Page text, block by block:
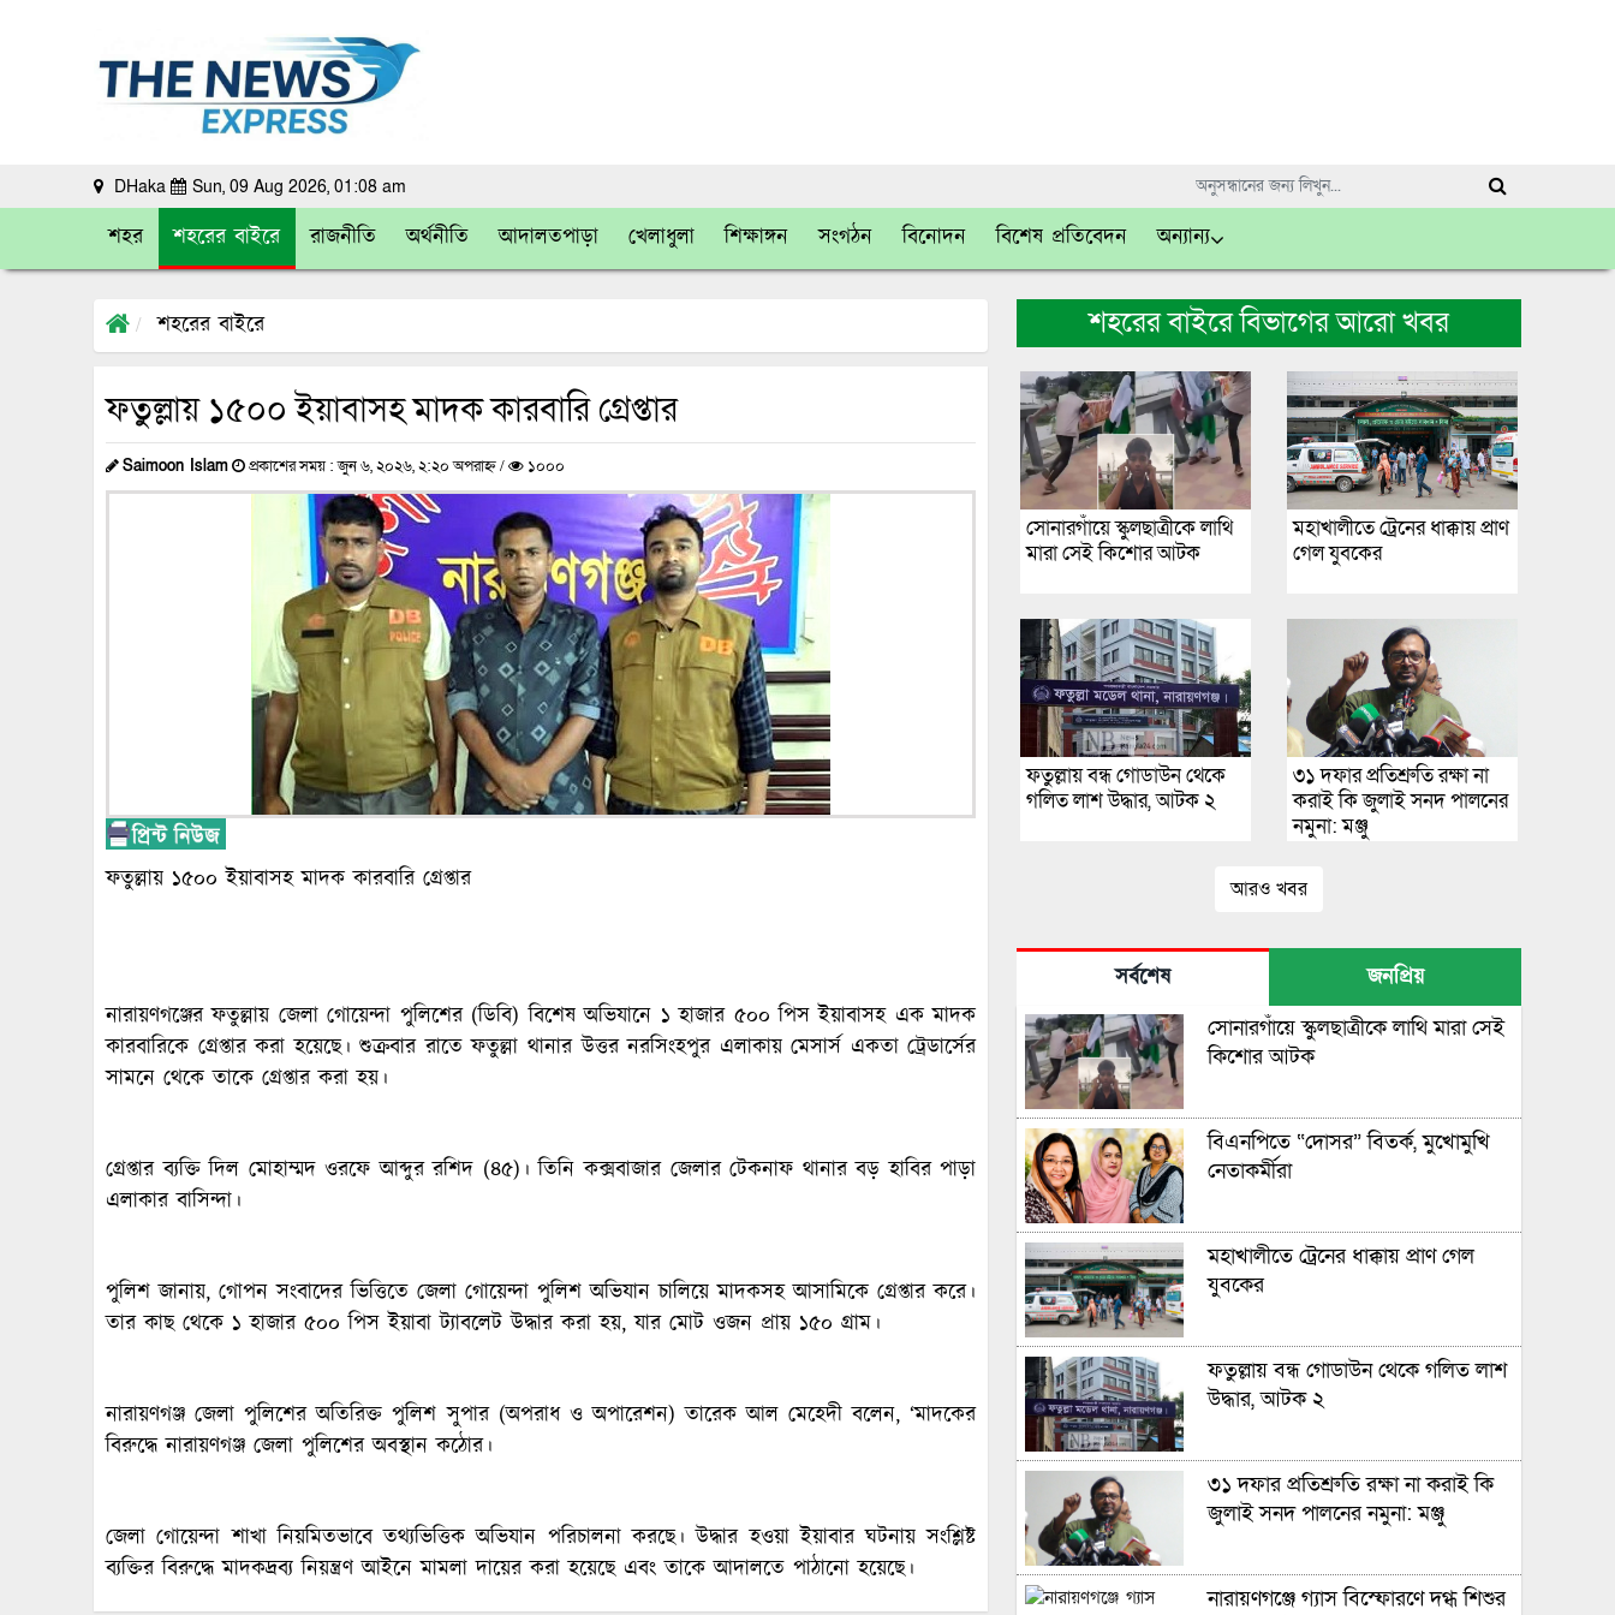
DHaka Sun, 09 Aug 2026, 01:08 am
শহর শহরের বাইরে রাজনীতি অর্থনীতি আদালতপাড়া খেলাধুলা শিক্ষাঙ্গন সংগঠন বিনোদন বিশেষ প্রতিবেদন অন্যান্য
শহরের বাইরে
ফতুল্লায় ১৫০০ ইয়াবাসহ মাদক কারবারি গ্রেপ্তার
Saimoon Islam প্রকাশের সময় : জুন ৬, ২০২৬, ২:২০ অপরাহ্ন / ১০০০
ফতুল্লায় ১৫০০ ইয়াবাসহ মাদক কারবারি গ্রেপ্তার
নারায়ণগঞ্জের ফতুল্লায় জেলা গোয়েন্দা পুলিশের (ডিবি) বিশেষ অভিযানে ১ হাজার ৫০০ পিস ইয়াবাসহ এক মাদক
কারবারিকে গ্রেপ্তার করা হয়েছে। শুক্রবার রাতে ফতুল্লা থানার উত্তর নরসিংহপুর এলাকায় মেসার্স একতা ট্রেডার্সের
সামনে থেকে তাকে গ্রেপ্তার করা হয়।
গ্রেপ্তার ব্যক্তি দিল মোহাম্মদ ওরফে আব্দুর রশিদ (৪৫)। তিনি কক্সবাজার জেলার টেকনাফ থানার বড় হাবির পাড়া
এলাকার বাসিন্দা।
পুলিশ জানায়, গোপন সংবাদের ভিত্তিতে জেলা গোয়েন্দা পুলিশ অভিযান চালিয়ে মাদকসহ আসামিকে গ্রেপ্তার করে।
তার কাছ থেকে ১ হাজার ৫০০ পিস ইয়াবা ট্যাবলেট উদ্ধার করা হয়, যার মোট ওজন প্রায় ১৫০ গ্রাম।
নারায়ণগঞ্জ জেলা পুলিশের অতিরিক্ত পুলিশ সুপার (অপরাধ ও অপারেশন) তারেক আল মেহেদী বলেন, ‘মাদকের
বিরুদ্ধে নারায়ণগঞ্জ জেলা পুলিশের অবস্থান কঠোর।
জেলা গোয়েন্দা শাখা নিয়মিতভাবে তথ্যভিত্তিক অভিযান পরিচালনা করছে। উদ্ধার হওয়া ইয়াবার ঘটনায় সংশ্লিষ্ট
ব্যক্তির বিরুদ্ধে মাদকদ্রব্য নিয়ন্ত্রণ আইনে মামলা দায়ের করা হয়েছে এবং তাকে আদালতে পাঠানো হয়েছে।
শহরের বাইরে বিভাগের আরো খবর
সোনারগাঁয়ে স্কুলছাত্রীকে লাথি
মারা সেই কিশোর আটক
মহাখালীতে ট্রেনের ধাক্কায় প্রাণ
গেল যুবকের
ফতুল্লায় বন্ধ গোডাউন থেকে
গলিত লাশ উদ্ধার, আটক ২
৩১ দফার প্রতিশ্রুতি রক্ষা না
করাই কি জুলাই সনদ পালনের
নমুনা: মঞ্জু
আরও খবর
সর্বশেষ জনপ্রিয়
সোনারগাঁয়ে স্কুলছাত্রীকে লাথি মারা সেই
কিশোর আটক
বিএনপিতে “দোসর” বিতর্ক, মুখোমুখি
নেতাকর্মীরা
মহাখালীতে ট্রেনের ধাক্কায় প্রাণ গেল
যুবকের
ফতুল্লায় বন্ধ গোডাউন থেকে গলিত লাশ
উদ্ধার, আটক ২
৩১ দফার প্রতিশ্রুতি রক্ষা না করাই কি
জুলাই সনদ পালনের নমুনা: মঞ্জু
নারায়ণগঞ্জে গ্যাস বিস্ফোরণে দগ্ধ শিশুর